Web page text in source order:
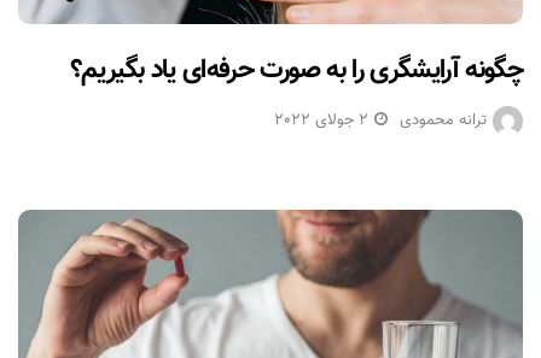
چگونه آرایشگری را به صورت حرفه‌ای یاد بگیریم؟
ترانه محمودی 2 جولای 2022